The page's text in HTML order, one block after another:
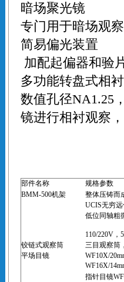
暗场聚光镜
专门用于暗场观
简易偏光装置
加配起偏器和验
多功能转盘式
数值孔径NA1.25
镜进行相衬观察
部件名称
规格参数
BMM-500机架
整体压铸而
UCIS无穷
低位同轴粗
110/220V，
铰链式观察筒
三目观察筒
平场目镜
WF10X/
WF16X/
指针目镜